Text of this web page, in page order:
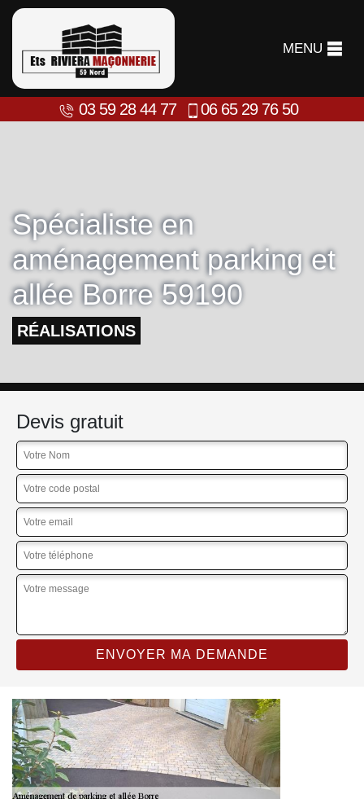
MENU
03 59 28 44 77 06 65 29 76 50
Spécialiste en
aménagement parking et
allée Borre 59190
RÉALISATIONS
Devis gratuit